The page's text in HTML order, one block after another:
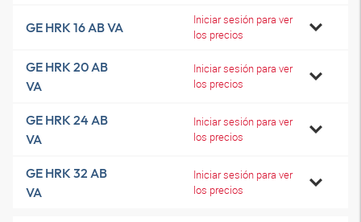
GE HRK 16 AB VA
Iniciar sesión para ver
los precios
GE HRK 20 AB
VA
Iniciar sesión para ver
los precios
GE HRK 24 AB
VA
Iniciar sesión para ver
los precios
GE HRK 32 AB
VA
Iniciar sesión para ver
los precios